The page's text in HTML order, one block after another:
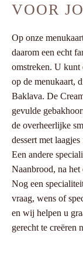
VOOR
Op onze
daarom een echt
omstreken. U kunt
op de menukaart,
Baklava. De
gevulde
de overheerlijke
dessert met
Een andere
Naanbrood, na
Nog een
vraag, wens of
en wij helpen u
gerecht te creëren